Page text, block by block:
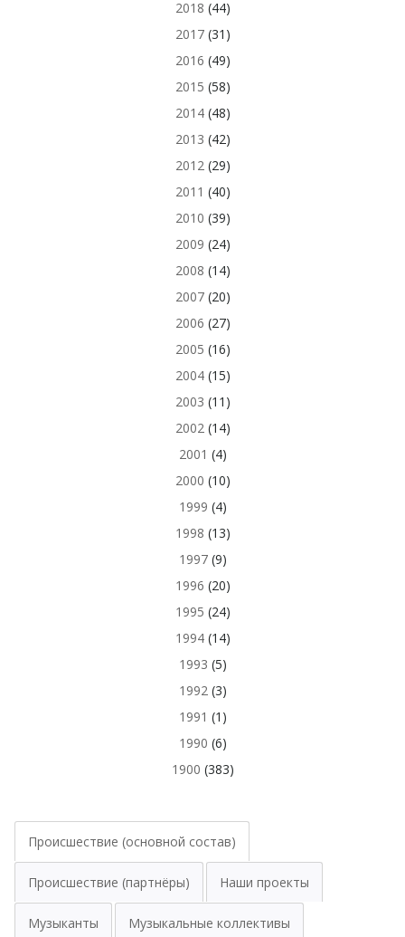
2018 (44)
2017(31)
2016 (49)
2015 (58)
2014(48)
2013 (42)
2012(29)
2011 (40)
2010 (39)
2009 (24)
2008 (14)
2007(20)
2006 (27)
2005 (16)
2004(15)
2003 (11)
2002(14)
2001 (4)
2000 (10)
1999 (4)
1998 (13)
1997(9)
1996 (20)
1995 (24)
1994(14)
1993 (5)
1992(3)
1991 (1)
1990 (6)
1900 (383)
Происшествие (основной состав)
Происшествие (партнёры) Наши проекты
Музыканты Музыкальные коллективы